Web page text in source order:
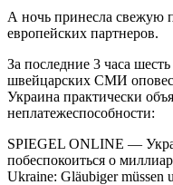
А ночь принесла свежую
европейских партнеров.
За последние 3 часа
швейцарских СМИ
Украина практически
неплатежеспособности:
SPIEGEL ONLINE —
побеспокоиться о
Ukraine: Gläubiger müssen